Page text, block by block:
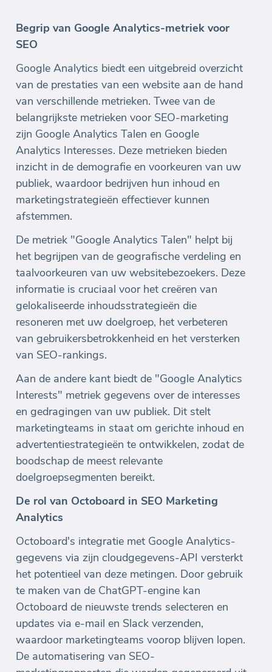
Begrip van Google Analytics-metriek voor
SEO
Google Analytics biedt een uitgebreid overzicht
van de prestaties van een website aan de hand
van verschillende metrieken. Twee van de
belangrijkste metrieken voor SEO-marketing
zijn Google Analytics Talen en Google
Analytics Interesses. Deze metrieken bieden
inzicht in de demografie en voorkeuren van uw
publiek, waardoor bedrijven hun inhoud en
marketingstrategieën effectiever kunnen
afstemmen.
De metriek "Google Analytics Talen" helpt bij
het begrijpen van de geografische verdeling en
taalvoorkeuren van uw websitebezoekers. Deze
informatie is cruciaal voor het creëren van
gelokaliseerde inhoudsstrategieën die
resoneren met uw doelgroep, het verbeteren
van gebruikersbetrokkenheid en het versterken
van SEO-rankings.
Aan de andere kant biedt de "Google Analytics
Interests" metriek gegevens over de interesses
en gedragingen van uw publiek. Dit stelt
marketingteams in staat om gerichte inhoud en
advertentiestrategieën te ontwikkelen, zodat de
boodschap de meest relevante
doelgroepsegmenten bereikt.
De rol van Octoboard in SEO Marketing
Analytics
Octoboard's integratie met Google Analytics-
gegevens via zijn cloudgegevens-API versterkt
het potentieel van deze metingen. Door gebruik
te maken van de ChatGPT-engine kan
Octoboard de nieuwste trends selecteren en
updates via e-mail en Slack verzenden,
waardoor marketingteams voorop blijven lopen.
De automatisering van SEO-